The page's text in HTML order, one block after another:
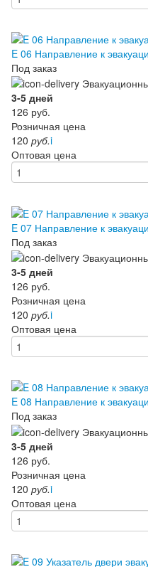
E 06 Направление к
Под заказ
3-5 дней
126 руб.
Розничная цена
120 руб.i
Оптовая цена
E 07 Направление к
Под заказ
3-5 дней
126 руб.
Розничная цена
120 руб.i
Оптовая цена
E 08 Направление к
Под заказ
3-5 дней
126 руб.
Розничная цена
120 руб.i
Оптовая цена